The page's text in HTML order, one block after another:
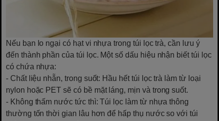
Nếu bạn lo ngại có hạt vi nhựa trong túi lọc trà, cần lưu ý
đến thành phần của túi lọc. Một số dấu hiệu nhận biết túi lọc
có chứa nhựa:
- Chất liệu nhẵn, trong suốt: Hầu hết túi lọc trà làm từ loại
nylon hoặc PET sẽ có bề mặt láng, mịn và trong suốt.
- Không thấm nước tức thì: Túi lọc làm từ nhựa thông
thường tốn thời gian lâu hơn để hấp thụ nước so với túi